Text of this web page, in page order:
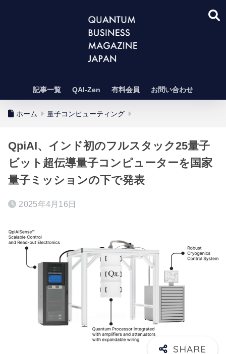
記事一覧 QAI-Zen 有料会員 お問い合わせ
ホーム 量子コンピューティング
QpiAI、インド初のフルスタック25量子
ビット超伝導量子コンピューターを国家
量子ミッションの下で発表
2025年4月16日